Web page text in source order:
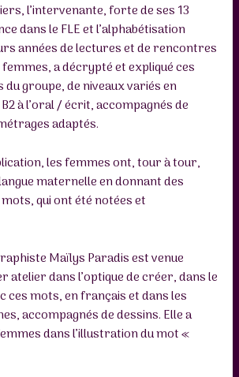
l’intervenante, forte de ses 13
dans le FLE et l’alphabétisation
années de lectures et de rencontres
a décrypté et expliqué ces
groupe, de niveaux variés en
à l’oral / écrit, accompagnés de
adaptés.
les femmes ont, tour à tour,
maternelle en donnant des
qui ont été notées et
Maïlys Paradis est venue
atelier dans l’optique de créer, dans le
ces mots, en français et dans les
accompagnés de dessins. Elle a
dans l’illustration du mot «